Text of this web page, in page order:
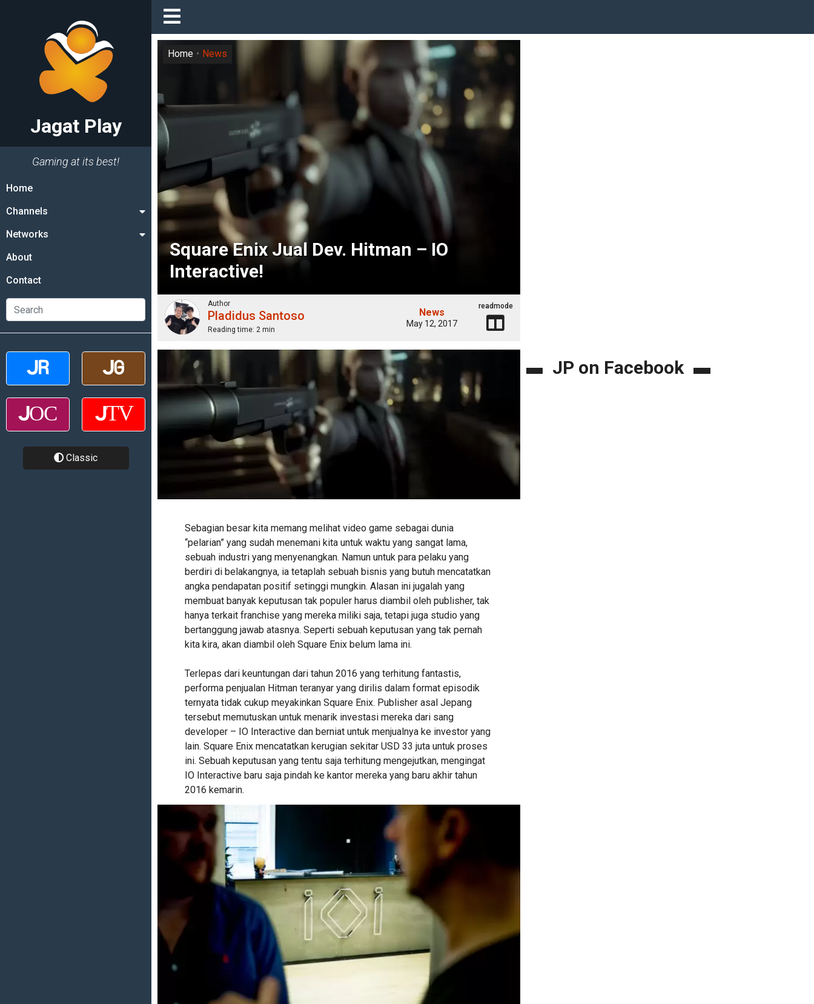
Jagat Play
Gaming at its best!
Home
Channels
Networks
About
Contact
Classic
Square Enix Jual Dev. Hitman – IO
Interactive!
Home News
Author
Pladidus Santoso
Reading time: 2 min
News
May 12, 2017
readmode
Sebagian besar kita memang melihat video game sebagai dunia
“pelarian” yang sudah menemani kita untuk waktu yang sangat lama,
sebuah industri yang menyenangkan. Namun untuk para pelaku yang
berdiri di belakangnya, ia tetaplah sebuah bisnis yang butuh mencatatkan
angka pendapatan positif setinggi mungkin. Alasan ini jugalah yang
membuat banyak keputusan tak populer harus diambil oleh publisher, tak
hanya terkait franchise yang mereka miliki saja, tetapi juga studio yang
bertanggung jawab atasnya. Seperti sebuah keputusan yang tak pernah
kita kira, akan diambil oleh Square Enix belum lama ini.
Terlepas dari keuntungan dari tahun 2016 yang terhitung fantastis,
performa penjualan Hitman teranyar yang dirilis dalam format episodik
ternyata tidak cukup meyakinkan Square Enix. Publisher asal Jepang
tersebut memutuskan untuk menarik investasi mereka dari sang
developer – IO Interactive dan berniat untuk menjualnya ke investor yang
lain. Square Enix mencatatkan kerugian sekitar USD 33 juta untuk proses
ini. Sebuah keputusan yang tentu saja terhitung mengejutkan, mengingat
IO Interactive baru saja pindah ke kantor mereka yang baru akhir tahun
2016 kemarin.
JP on Facebook